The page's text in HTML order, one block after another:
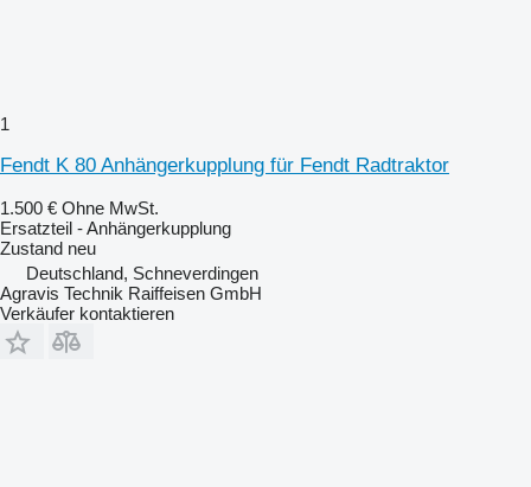
1
Fendt K 80 Anhängerkupplung für Fendt Radtraktor
1.500 € Ohne MwSt.
Ersatzteil - Anhängerkupplung
Zustand neu
Deutschland, Schneverdingen
Agravis Technik Raiffeisen GmbH
Verkäufer kontaktieren